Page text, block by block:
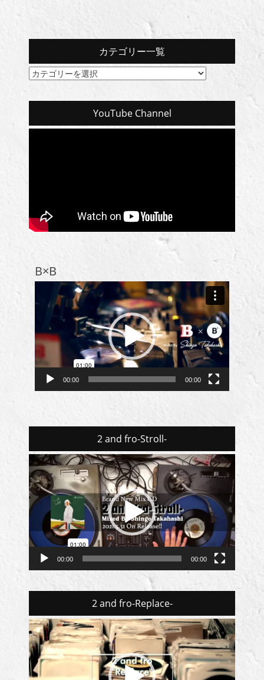
カテゴリー一覧
カ
YouTube Channel
B×B
ー
ヤ
ー
00:00 00:00
2 and fro-Stroll-
動
画
プ
レ
ー
ヤ
ー
00:00 00:00
2 and fro-Replace-
動
画
プ
レ
ー